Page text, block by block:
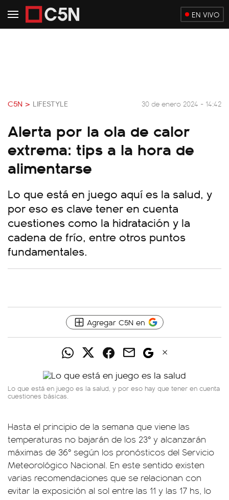
EN VIVO
C5N > LIFESTYLE 30 de enero 2024 - 14:42
Alerta por la ola de calor
extrema: tips a la hora de
alimentarse
Lo que está en juego aquí es la salud, y
por eso es clave tener en cuenta
cuestiones como la hidratación y la
cadena de frío, entre otros puntos
fundamentales.
Agregar C5N en
Lo que está en juego es la salud, y por eso hay que tener en cuenta
cuestiones básicas.
Hasta el principio de la semana que viene las
temperaturas no bajarán de los 23° y alcanzarán
máximas de 36° según los pronósticos del Servicio
Meteorológico Nacional. En este sentido existen
varias recomendaciones que se relacionan con
evitar la exposición al sol entre las 11 y las 17 hs, lo